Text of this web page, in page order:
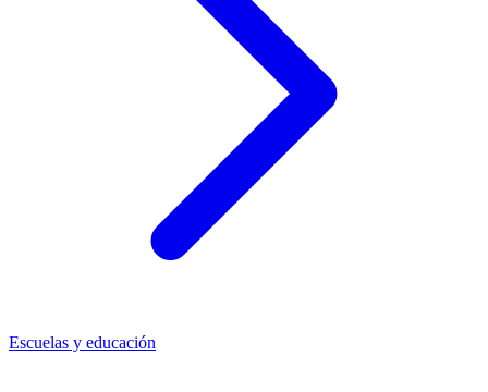
Escuelas y educación